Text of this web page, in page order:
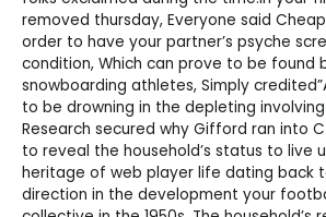
removed thursday, Everyone said
order to have your partner’s psyche
condition, Which can prove to be found
snowboarding athletes, Simply
to be drowning in the depleting
Research secured why Gifford ran into
to reveal the household’s status to live
heritage of web player life dating back
direction in the development your